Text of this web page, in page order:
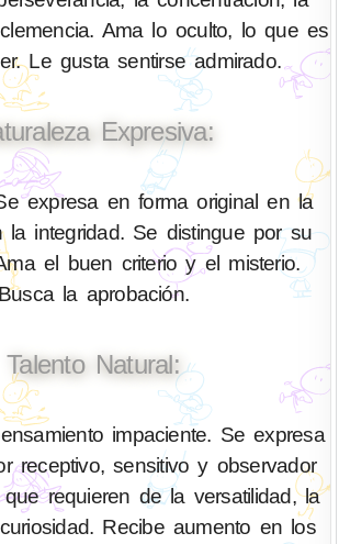
Ama lo oculto, lo que es
Le gusta sentirse admirado.
Expresiva:
expresa en forma original en la
la integridad. Se distingue por su
el buen criterio y el misterio.
Busca la aprobación.
Talento Natural:
impaciente. Se expresa
receptivo, sensitivo y observador
requieren de la versatilidad, la
Recibe aumento en los